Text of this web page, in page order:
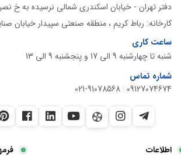
دفتر تهران - خیابان اسکندری شمالی نرسیده به خ نصرت
کارخانه: رباط کریم ، منطقه صنعتی سپیدار خیابان
ساعت کاری
شنبه تا چهارشنبه 9 الی 17 و پنجشنبه 9 الی 13
شماره تماس
09127074674
|
021-91078568
اطلاعات